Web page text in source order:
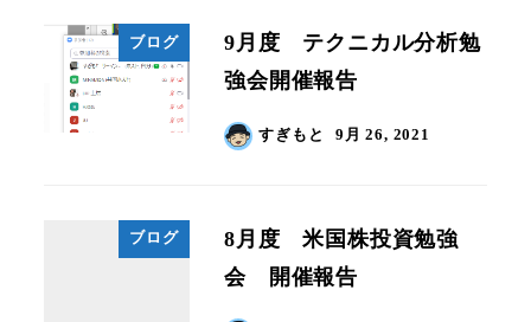
ブログ
9月度 テクニカル分析勉
強会開催報告
すぎもと 9月 26, 2021
ブログ
8月度 米国株投資勉強
会 開催報告